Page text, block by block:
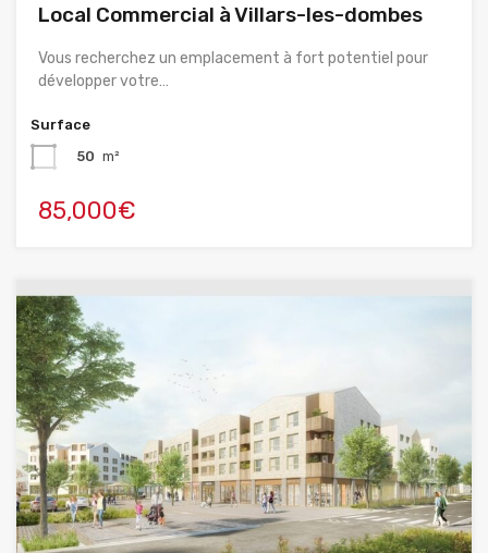
Local Commercial à Villars-les-dombes
Vous recherchez un emplacement à fort potentiel pour
développer votre…
Surface
50 m²
85,000€